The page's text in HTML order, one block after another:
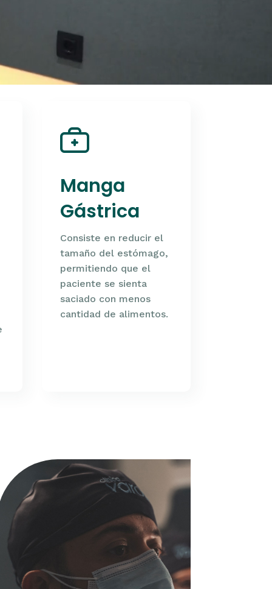
Manga
Gástrica
Consiste en reducir el
tamaño del estómago,
permitiendo que el
paciente se sienta
saciado con menos
cantidad de alimentos.